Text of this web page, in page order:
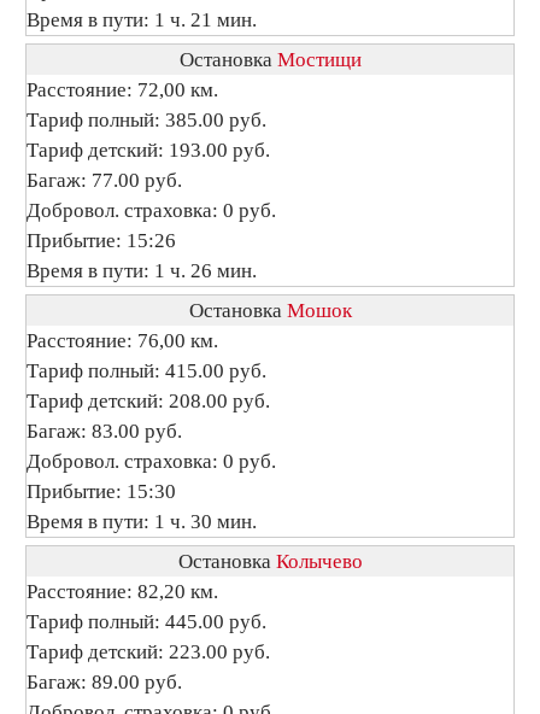
Время в пути: 1 ч. 21 мин.
Остановка Мостищи
Расстояние: 72,00 км.
Тариф полный: 385.00 руб.
Тариф детский: 193.00 руб.
Багаж: 77.00 руб.
Добровол. страховка: 0 руб.
Прибытие: 15:26
Время в пути: 1 ч. 26 мин.
Остановка Мошок
Расстояние: 76,00 км.
Тариф полный: 415.00 руб.
Тариф детский: 208.00 руб.
Багаж: 83.00 руб.
Добровол. страховка: 0 руб.
Прибытие: 15:30
Время в пути: 1 ч. 30 мин.
Остановка Колычево
Расстояние: 82,20 км.
Тариф полный: 445.00 руб.
Тариф детский: 223.00 руб.
Багаж: 89.00 руб.